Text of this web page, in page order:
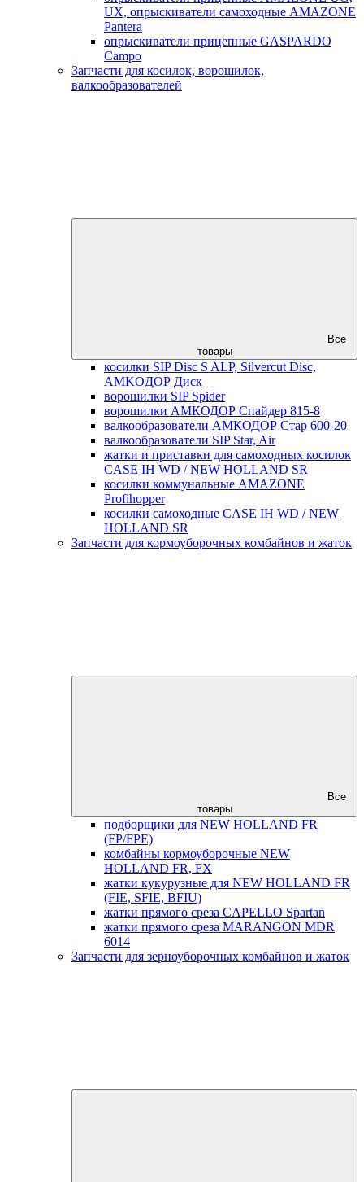
UX, опрыскиватели самоходные AMAZONE
Pantera
опрыскиватели прицепные GASPARDO
Campo
Запчасти для косилок, ворошилок,
валкообразователей
Все
товары
косилки SIP Disc S ALP, Silvercut Disc,
AMKOДОР Диск
ворошилки SIP Spider
ворошилки АМКОДОР Спайдер 815-8
валкообразователи АМКОДОР Стар 600-20
валкообразователи SIP Star, Air
жатки и приставки для самоходных косилок
CASE IH WD / NEW HOLLAND SR
косилки коммунальные AMAZONE
Profihopper
косилки самоходные CASE IH WD / NEW
HOLLAND SR
Запчасти для кормоуборочных комбайнов и жаток
Все
товары
подборщики для NEW HOLLAND FR
(FP/FPE)
комбайны кормоуборочные NEW
HOLLAND FR, FX
жатки кукурузные для NEW HOLLAND FR
(FIE, SFIE, BFIU)
жатки прямого среза CAPELLO Spartan
жатки прямого среза MARANGON MDR
6014
Запчасти для зерноуборочных комбайнов и жаток